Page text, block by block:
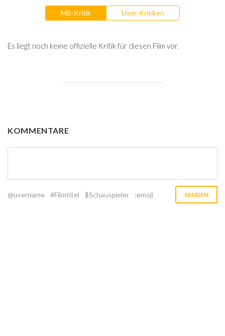
MB-Kritik User-Kritiken
Es liegt noch keine offizielle Kritik für diesen Film vor.
KOMMENTARE
@username #Filmtitel $Schauspieler :emoji